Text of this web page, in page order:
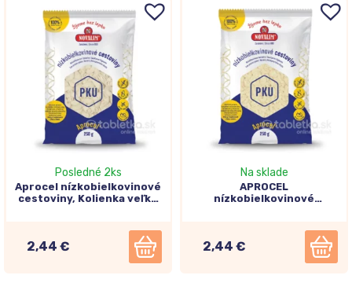
Posledné 2ks
Aprocel nízkobielkovinové
cestoviny, Kolienka veľké
2,44 €
Na sklade
APROCEL
nízkobielkovinové
2,44 €